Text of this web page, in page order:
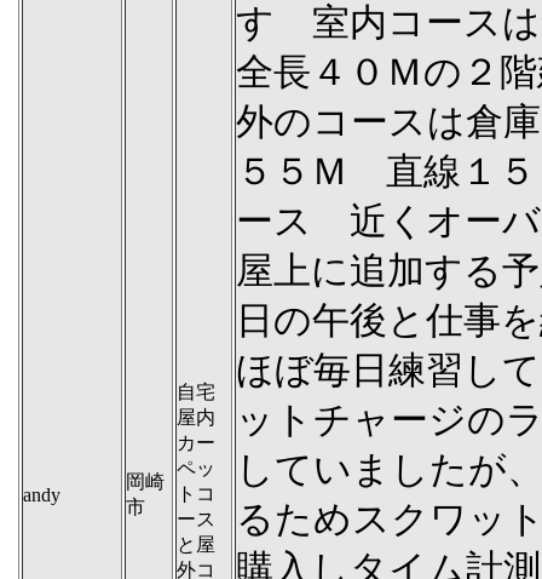
andy
岡崎
市
自宅
屋内
カー
ペッ
トコ
ース
と屋
外コ
す 室内コースは
全長４０Ｍの２
外のコースは倉
５５Ｍ 直線１
ース 近くオーバ
屋上に追加する
日の午後と仕事
ほぼ毎日練習し
ットチャージの
していましたが
るためスクワッ
購入しタイム計